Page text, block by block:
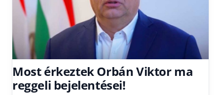
Most érkeztek Orbán Viktor ma
reggeli bejelentései!